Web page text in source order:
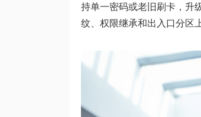
持单一密码或老旧刷卡，升
纹、权限继承和出入口分区